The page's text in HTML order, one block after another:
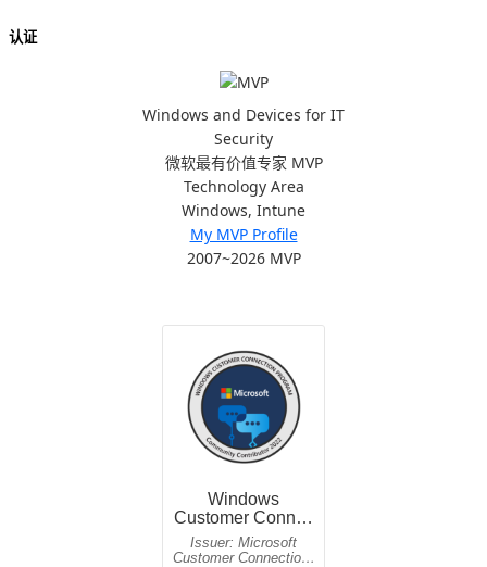
认证
Windows and Devices for IT
Security
微软最有价值专家 MVP
Technology Area
Windows, Intune
My MVP Profile
2007~2026 MVP